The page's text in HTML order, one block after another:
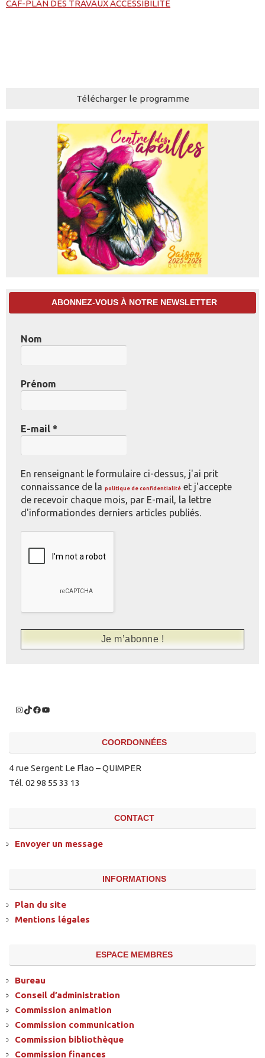
CAF-PLAN DES TRAVAUX ACCESSIBILITE
Télécharger le programme
ABONNEZ-VOUS À NOTRE NEWSLETTER
Nom
Prénom
E-mail *
En renseignant le formulaire ci-dessus, j'ai prit
connaissance de la politique de confidentialité et j'accepte
de recevoir chaque mois, par E-mail, la lettre
d'informationdes derniers articles publiés.
COORDONNÉES
4 rue Sergent Le Flao – QUIMPER
Tél. 02 98 55 33 13
CONTACT
Envoyer un message
INFORMATIONS
Plan du site
Mentions légales
ESPACE MEMBRES
Bureau
Conseil d’administration
Commission animation
Commission communication
Commission bibliothèque
Commission finances